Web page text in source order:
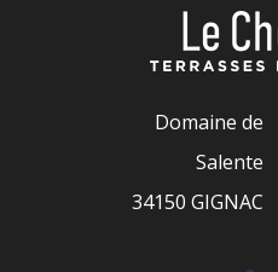
Domaine de
Salente
34150 GIGNAC